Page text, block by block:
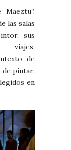
las salas
sus
viajes,
de
de pintar:
en